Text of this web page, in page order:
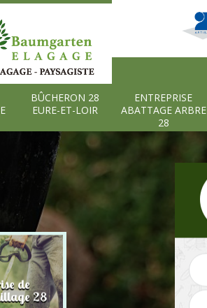
BÛCHERON 28
EURE-ET-LOIR
ENTREPRISE
ABATTAGE ARBRE
28
de
28
Bûcheron 28 Eure-et-
Loir